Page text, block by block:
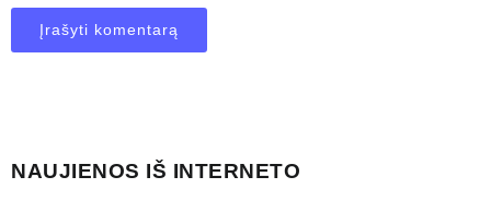
NAUJIENOS IŠ INTERNETO